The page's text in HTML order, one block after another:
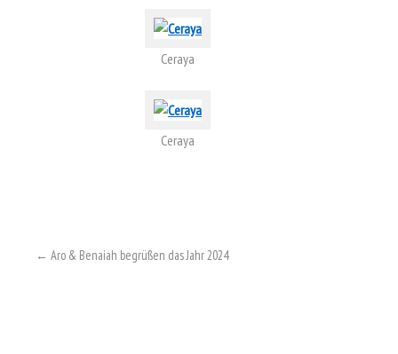
Ceraya
Ceraya
← Aro & Benaiah begrüßen das Jahr 2024